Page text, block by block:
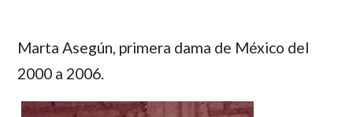
Marta Asegún, primera dama de México del
2000 a 2006.